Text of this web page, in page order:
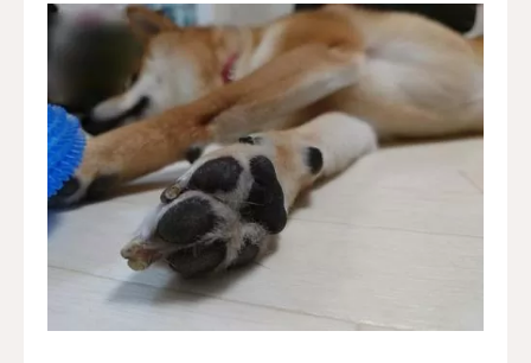
トリミング
犬の幼稚園
犬の送迎
ドッグカフェ
室内ドッグラン